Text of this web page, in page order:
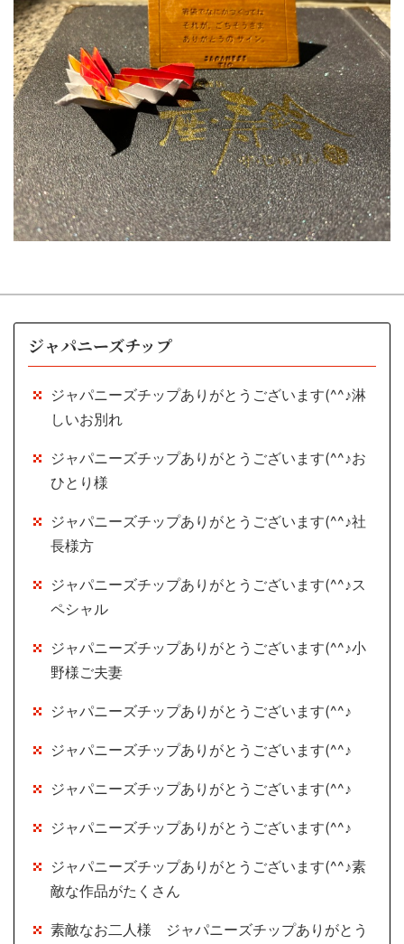
ジャパニーズチップ
ジャパニーズチップありがとうございます(^^♪淋
しいお別れ
ジャパニーズチップありがとうございます(^^♪お
ひとり様
ジャパニーズチップありがとうございます(^^♪社
長様方
ジャパニーズチップありがとうございます(^^♪ス
ペシャル
ジャパニーズチップありがとうございます(^^♪小
野様ご夫妻
ジャパニーズチップありがとうございます(^^♪
ジャパニーズチップありがとうございます(^^♪
ジャパニーズチップありがとうございます(^^♪
ジャパニーズチップありがとうございます(^^♪
ジャパニーズチップありがとうございます(^^♪素
敵な作品がたくさん
素敵なお二人様 ジャパニーズチップありがとう